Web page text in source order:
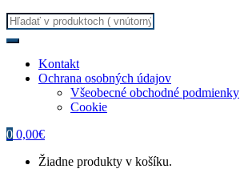
Search
for:
Kontakt
Ochrana osobných údajov
Všeobecné obchodné podmienky
Cookie
0 0,00€
Žiadne produkty v košíku.